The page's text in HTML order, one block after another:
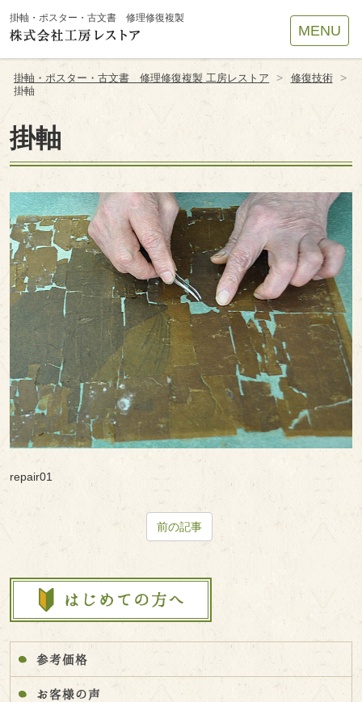
掛軸・ポスター・古文書 修理修復複製
MENU
掛軸・ポスター・古文書 修理修復複製 工房レストア > 修復技術 >
掛軸
掛軸
repair01
前の記事
参考価格
お客様の声
Site
Footer